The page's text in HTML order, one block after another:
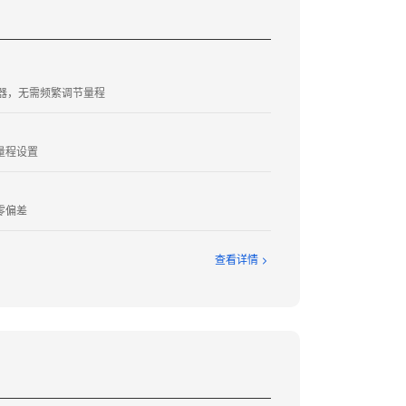
，无需频繁调节量程
程设置
偏差
查看详情